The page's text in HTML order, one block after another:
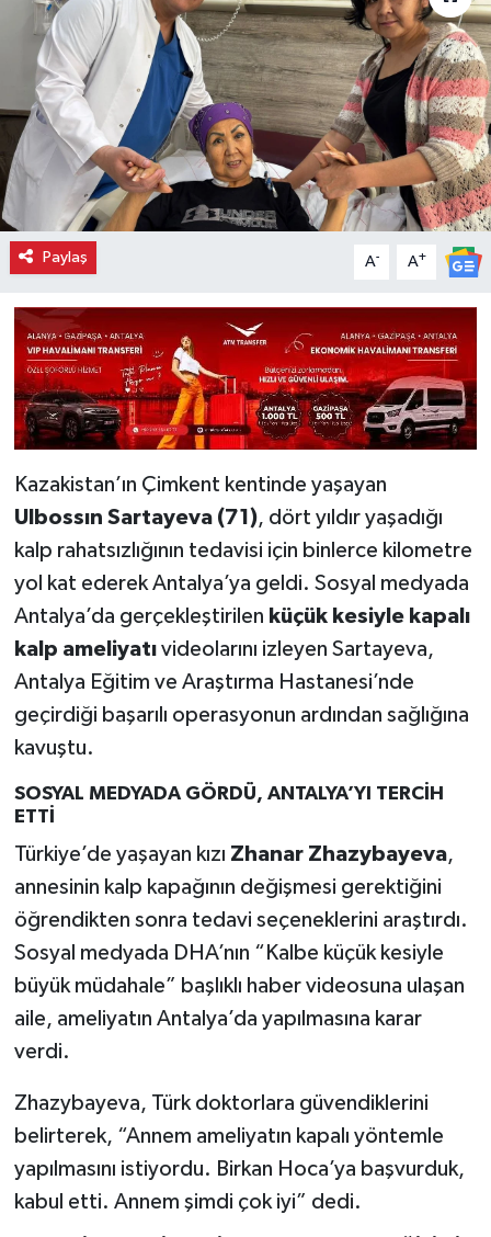
Paylaş A- A+
Kazakistan’ın Çimkent kentinde yaşayan
Ulbossın Sartayeva (71), dört yıldır yaşadığı
kalp rahatsızlığının tedavisi için binlerce kilometre
yol kat ederek Antalya’ya geldi. Sosyal medyada
Antalya’da gerçekleştirilen küçük kesiyle kapalı
kalp ameliyatıvideolarını izleyen Sartayeva,
Antalya Eğitim ve Araştırma Hastanesi’nde
geçirdiği başarılı operasyonun ardından sağlığına
kavuştu.
SOSYAL MEDYADA GÖRDÜ, ANTALYA’YI TERCİH
ETTİ
Türkiye’de yaşayan kızı Zhanar Zhazybayeva,
annesinin kalp kapağının değişmesi gerektiğini
öğrendikten sonra tedavi seçeneklerini araştırdı.
Sosyal medyada DHA’nın “Kalbe küçük kesiyle
büyük müdahale” başlıklı haber videosuna ulaşan
aile, ameliyatın Antalya’da yapılmasına karar
verdi.
Zhazybayeva, Türk doktorlara güvendiklerini
belirterek, “Annem ameliyatın kapalı yöntemle
yapılmasını istiyordu. Birkan Hoca’ya başvurduk,
kabul etti. Annem şimdi çok iyi” dedi.